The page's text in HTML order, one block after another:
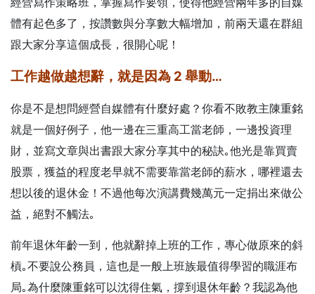
體有起色多了，按讚數與分享數大幅增加，前兩天還在群組
跟大家分享這個成長，很開心呢！
工作越做越想辭，就是因為 2 舉動…
你是不是想問經營自媒體有什麼好處？你看不敗教主陳重銘
就是一個好例子，他一邊在三重高工當老師，一邊投資理
財，並寫文章與出書跟大家分享其中的秘訣｡他光是靠買賣
股票，獲益的程度老早就不需要靠當老師的薪水，哪裡還去
想以後的退休金！不過他每次演講費幾萬元一定捐出來做公
益，絕對不觸法｡
前年退休年齡一到，他就辭掉上班的工作，專心做原來的斜
槓｡不要說公務員，這也是一般上班族最值得學習的職涯布
局｡為什麼陳重銘可以沈得住氣，撐到退休年齡？我認為他